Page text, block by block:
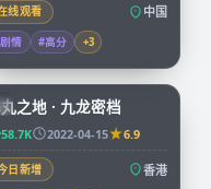
线观看 中国
情 #高分 +3
99:59
之地 · 九龙密档
58.7K 2022-04-15 6.9
日新增 香港